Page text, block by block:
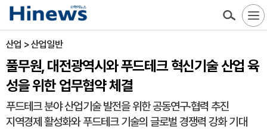
산업 > 산업일반
풀무원, 대전광역시와 푸드테크 혁신기술 산업 육
성을 위한 업무협약 체결
푸드테크 분야 산업기술 발전을 위한 공동연구·협력 추진
지역경제 활성화와 푸드테크 기술의 글로벌 경쟁력 강화 기대